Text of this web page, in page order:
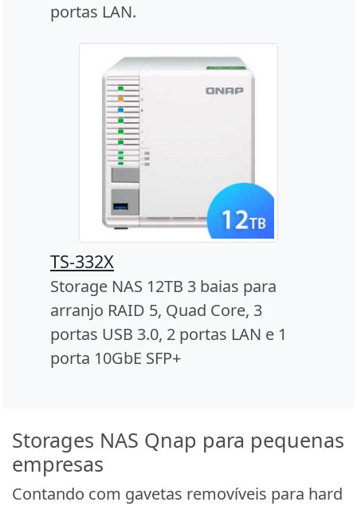
portas LAN.
TS-332X
Storage NAS 12TB 3 baias para
arranjo RAID 5, Quad Core, 3
portas USB 3.0, 2 portas LAN e 1
porta 10GbE SFP+
Storages NAS Qnap para pequenas
empresas
Contando com gavetas removíveis para hard